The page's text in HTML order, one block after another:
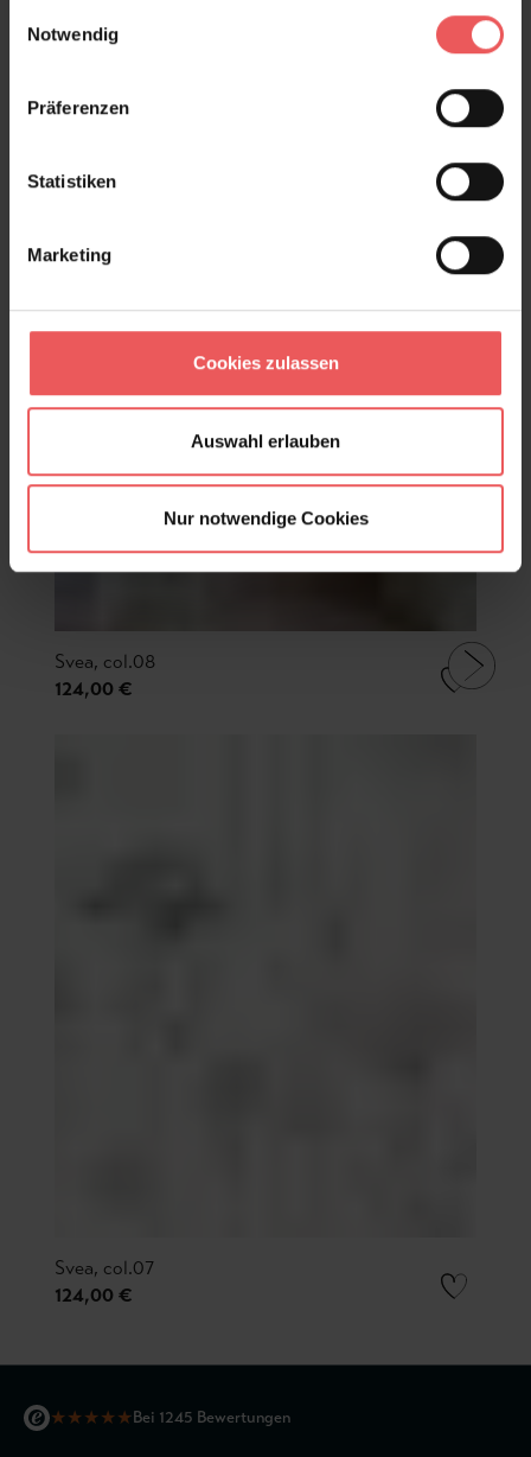
Notwendig
Präferenzen
Statistiken
Marketing
Cookies zulassen
Auswahl erlauben
Nur notwendige Cookies
Svea, col.08
124,00 €
Svea, col.07
124,00 €
★★★★★Bei 1245 Bewertungen